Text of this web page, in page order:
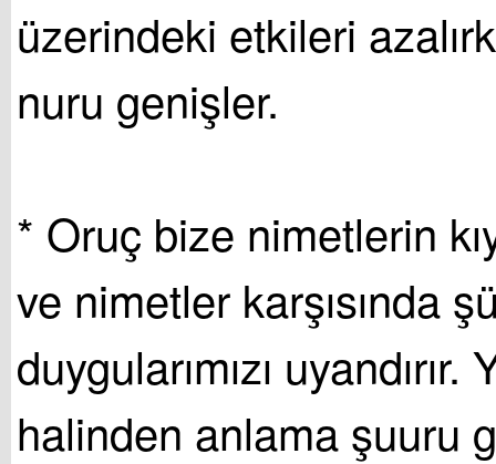
üzerindeki etkileri
nuru genişler.
* Oruç bize nimetlerin
ve nimetler karşısında
duygularımızı uyandırır.
halinden anlama şuuru